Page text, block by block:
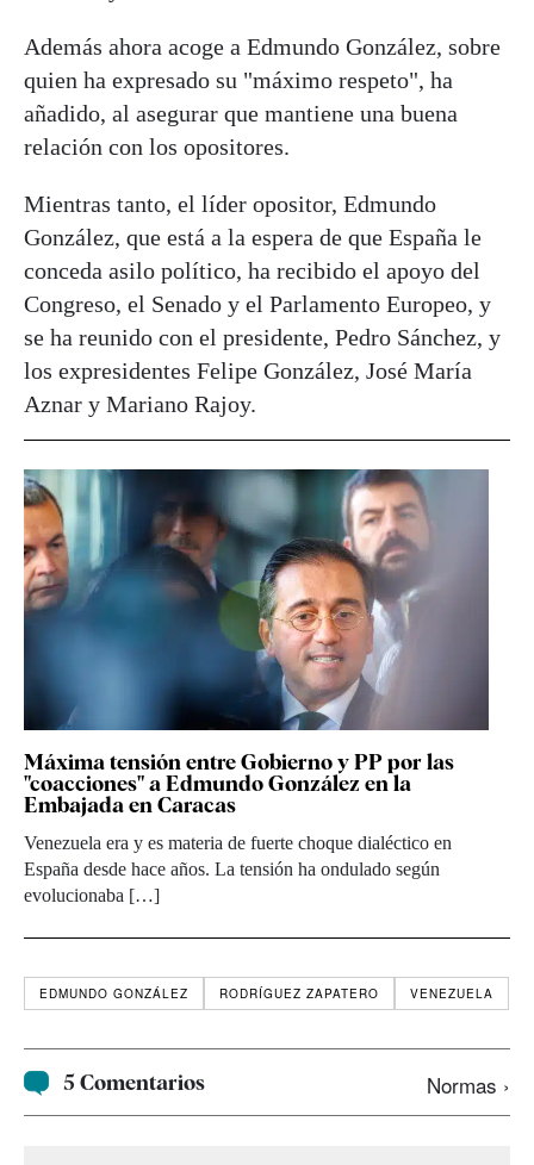
Además ahora acoge a Edmundo González, sobre
quien ha expresado su "máximo respeto", ha
añadido, al asegurar que mantiene una buena
relación con los opositores.
Mientras tanto, el líder opositor, Edmundo
González, que está a la espera de que España le
conceda asilo político, ha recibido el apoyo del
Congreso, el Senado y el Parlamento Europeo, y
se ha reunido con el presidente, Pedro Sánchez, y
los expresidentes Felipe González, José María
Aznar y Mariano Rajoy.
Máxima tensión entre Gobierno y PP por las
"coacciones" a Edmundo González en la
Embajada en Caracas
Venezuela era y es materia de fuerte choque dialéctico en
España desde hace años. La tensión ha ondulado según
evolucionaba […]
EDMUNDO GONZÁLEZ RODRÍGUEZ ZAPATERO VENEZUELA
5 Comentarios Normas ›